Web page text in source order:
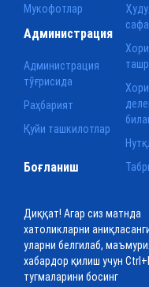
Мукофотлар
Администрация
Администрация
тўғрисида
Раҳбарият
Қуйи ташкилотлар
Боғланиш
Диққат! Агар сиз матнда
хатоликларни
уларни белгилаб,
хабардор қилиш учун
тугмаларини босинг